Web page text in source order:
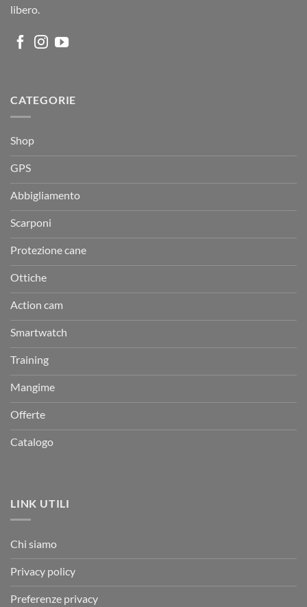
libero.
CATEGORIE
Shop
GPS
Abbigliamento
Scarponi
Protezione cane
Ottiche
Action cam
Smartwatch
Training
Mangime
Offerte
Catalogo
LINK UTILI
Chi siamo
Privacy policy
Preferenze privacy